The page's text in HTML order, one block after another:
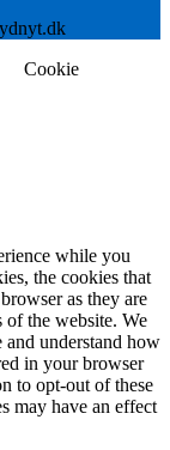
Cookie
while you
the cookies that
as they are
the website. We
and understand how
in your browser
to opt-out of these
may have an effect